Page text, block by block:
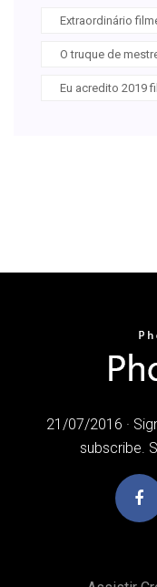
Extraordinário
O truque de
Eu acredito 2019
21/07/2016 ·
subscribe.